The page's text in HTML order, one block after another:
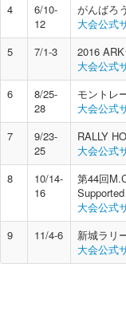
ラリーとは
クラス区分
ポイント制度
ラリーの流れ
ラリーカーの装備
ラリーを観戦する
JRCAについて
会長挨拶
活動報告
JRCAアワード
議事録
4
6/10-
12
がんばろ
大会公式
5
7/1-3
2016
大会公式
6
8/25-
28
モントレ
大会公式
7
9/23-
25
RALLY
大会公式
8
10/14-
16
第44回
大会公式
9
11/4-6
新城ラリ
大会公式